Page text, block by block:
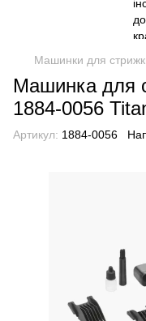
Машинки для
Машинка для
1884-0056
Артикул: 1884-0056